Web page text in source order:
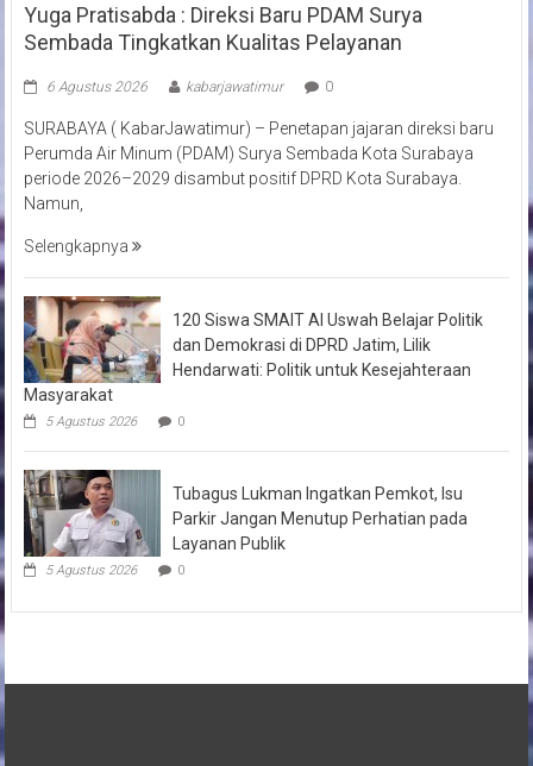
Yuga Pratisabda : Direksi Baru PDAM Surya
Sembada Tingkatkan Kualitas Pelayanan
6 Agustus 2026 kabarjawatimur 0
SURABAYA ( KabarJawatimur) – Penetapan jajaran direksi baru
Perumda Air Minum (PDAM) Surya Sembada Kota Surabaya
periode 2026–2029 disambut positif DPRD Kota Surabaya.
Namun,
Selengkapnya
120 Siswa SMAIT Al Uswah Belajar Politik
dan Demokrasi di DPRD Jatim, Lilik
Hendarwati: Politik untuk Kesejahteraan
Masyarakat
5 Agustus 2026 0
Tubagus Lukman Ingatkan Pemkot, Isu
Parkir Jangan Menutup Perhatian pada
Layanan Publik
5 Agustus 2026 0